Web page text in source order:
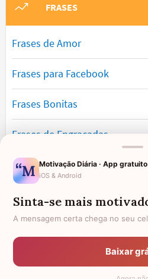
FRASES
Frases de Amor
Frases para Facebook
Frases Bonitas
Frases de Engraçadas
Frases Românticas
Frases de Reflexão
Frases Lindas
Motivação Diária · App gratuito
iOS & Android
Sinta-se mais
A mensagem certa chega no seu
Baixar